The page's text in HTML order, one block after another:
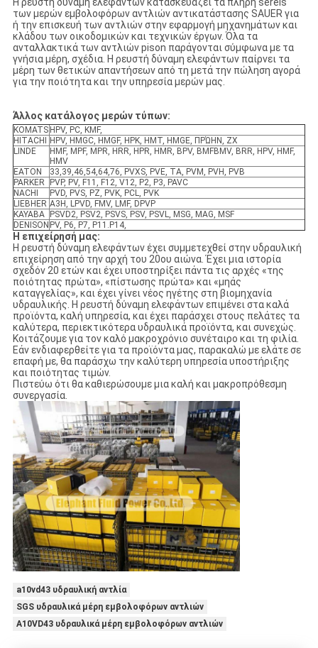
Η ρευστή δύναμη ελεφάντων κατασκευάζει τα πλήρη sereis
των μερών εμβολοφόρων αντλιών αντικατάστασης SAUER για
ή την επισκευή των αντλιών στην εφαρμογή μηχανημάτων και
κλάδου των οικοδομικών και τεχνικών έργων. Όλα τα
ανταλλακτικά των αντλιών pison παράγονται σύμφωνα με τα
γνήσια μέρη, σχέδια. Η ρευστή δύναμη ελεφάντων παίρνει τα
μέρη των θετικών απαντήσεων από τη μετά την πώληση αγορά
για την ποιότητα και την υπηρεσία μερών μας.
Άλλος κατάλογος μερών τύπων:
KOMATS HPV, PC, KMF,
HITACHI
HPV, HMGC, HMGF, HPK, HMT, HMGE, ΠΡΏΗΝ, ZX
LINDE
HMF, MPF, MPR, HRR, HPR, HMR, BPV, BMFBMV, BRR, HPV, HMF,
HMV
EATON
33,39,46,54,64,76, PVXS, PVE, TA, PVM, PVH, PVB
PARKER
PVP, PV, F11, F12, V12, P2, P3, PAVC
NACHI
PVD, PVS, PZ, PVK, PCL, PVK
LIEBHER A3H, LPVD, FMV, LMF, DPVP
KAYABA
PSVD2, PSV2, PSVS, PSV, PSVL, MSG, MAG, MSF
DENISON PV, P6, P7, P11.P14,
Η επιχείρησή μας:
Η ρευστή δύναμη ελεφάντων έχει συμμετεχθεί στην υδραυλική
επιχείρηση από την αρχή του 20ου αιώνα. Έχει μια ιστορία
σχεδόν 20 ετών και έχει υποστηρίξει πάντα τις αρχές «της
ποιότητας πρώτα», «πίστωσης πρώτα» και «μηάς
καταγγελίας», και έχει γίνει νέος ηγέτης στη βιομηχανία
υδραυλικής. Η ρευστή δύναμη ελεφάντων επιμένει στα καλά
προϊόντα, καλή υπηρεσία, και έχει παράσχει στους πελάτες τα
καλύτερα, περιεκτικότερα υδραυλικά προϊόντα, και συνεχώς.
Κοιτάζουμε για τον καλό μακροχρόνιο συνέταιρο και τη φιλία.
Εάν ενδιαφερθείτε για τα προϊόντα μας, παρακαλώ με ελάτε σε
επαφή με, θα παράσχω την καλύτερη υπηρεσία υποστήριξης
και ποιότητας τιμών.
Πιστεύω ότι θα καθιερώσουμε μια καλή και μακροπρόθεσμη
συνεργασία.
a10vd43 υδραυλική αντλία
SGS υδραυλικά μέρη εμβολοφόρων αντλιών
A10VD43 υδραυλικά μέρη εμβολοφόρων αντλιών